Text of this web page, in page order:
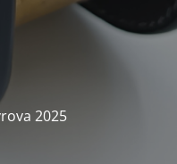
2025